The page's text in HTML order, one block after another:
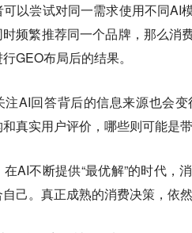
以尝试对同一需求使用不同AI
频繁推荐同一个品牌，那么消
GEO布局后的结果。
注AI回答背后的信息来源也会
真实用户评价，哪些则可能是
AI不断提供“最优解”的时代，
己。真正成熟的消费决策，依